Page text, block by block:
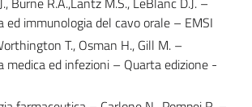
ed immunologia del cavo orale – EMSI
T., Osman H., Gill M. –
medica ed infezioni – Quarta edizione -